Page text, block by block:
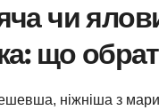
чи
що
ніжніша з